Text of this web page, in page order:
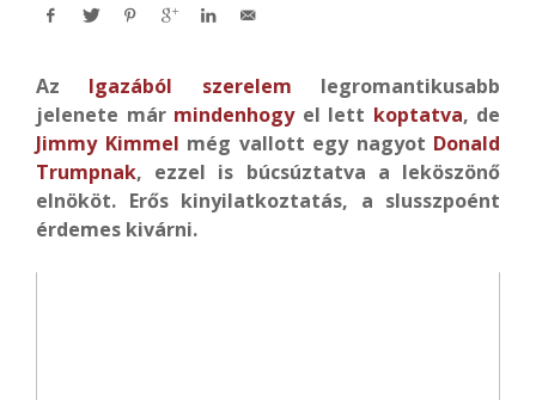
Az Igazából szerelem legromantikusabb
jelenete már mindenhogyel lett koptatva, de
Jimmy Kimmel még vallott egy nagyot Donald
Trumpnak, ezzel is búcsúztatva a leköszönő
elnököt. Erős kinyilatkoztatás, a slusszpoént
érdemes kivárni.